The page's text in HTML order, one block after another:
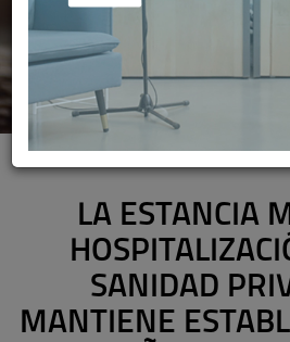
LA ESTANCIA
SANIDAD
MANTIENE